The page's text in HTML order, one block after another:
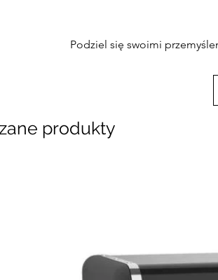
Podziel się swoimi
produkty